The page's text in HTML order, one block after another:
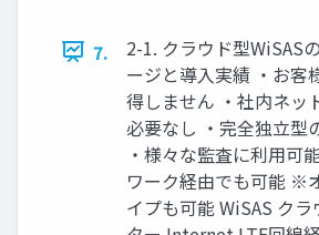
7.
2-1. クラウド型WiSAS
ージと導入実績 ・お客
得しません ・社内ネッ
必要なし ・完全独立型
・様々な監査に利用可
ワーク経由でも可能 ※
イプも可能 WiSAS ク